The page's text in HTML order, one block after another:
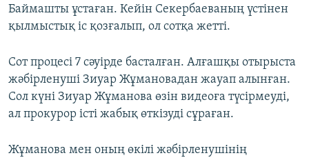
Баймашты ұстаған. Кейін Секербаеваның үстінен
қылмыстық іс қозғалып, ол сотқа жетті.
Сот процесі 7 сәуірде басталған. Алғашқы отырыста
жәбірленуші Зиуар Жұмановадан жауап алынған.
Сол күні Зиуар Жұманова өзін видеоға түсірмеуді,
ал прокурор істі жабық өткізуді сұраған.
Жұманова мен оның өкілі жәбірленушінің